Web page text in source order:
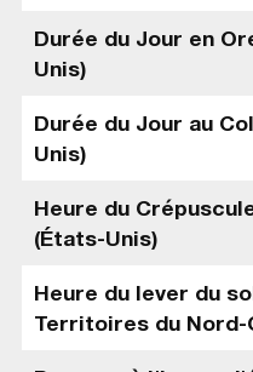
Durée du Jour en
Unis)
Durée du Jour au
Unis)
Heure du
(États-Unis)
Heure du lever du
Territoires du Nord-